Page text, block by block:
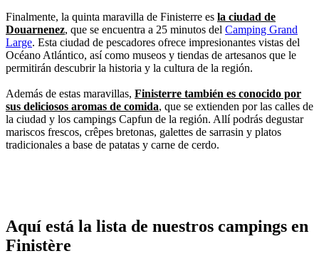
Finalmente, la quinta maravilla de Finisterre es la ciudad de
Douarnenez, que se encuentra a 25 minutos del Camping Grand
Large. Esta ciudad de pescadores ofrece impresionantes vistas del
Océano Atlántico, así como museos y tiendas de artesanos que le
permitirán descubrir la historia y la cultura de la región.
Además de estas maravillas, Finisterre también es conocido por
sus deliciosos aromas de comida, que se extienden por las calles de
la ciudad y los campings Capfun de la región. Allí podrás degustar
mariscos frescos, crêpes bretonas, galettes de sarrasin y platos
tradicionales a base de patatas y carne de cerdo.
Aquí está la lista de nuestros campings en
Finistère